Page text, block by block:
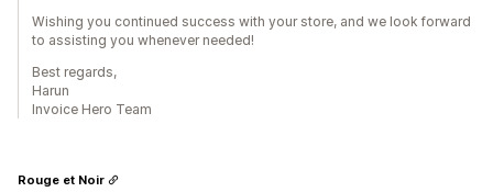
Wishing you continued success with your store, and we look forward
to assisting you whenever needed!
Best regards,
Harun
Invoice Hero Team
Rouge et Noir